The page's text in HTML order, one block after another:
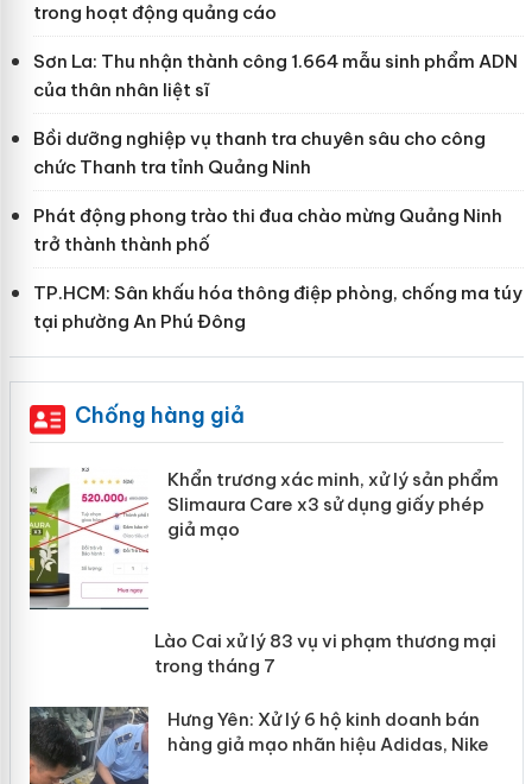
trong hoạt động quảng cáo
Sơn La: Thu nhận thành công 1.664 mẫu sinh phẩm ADN
của thân nhân liệt sĩ
Bồi dưỡng nghiệp vụ thanh tra chuyên sâu cho công
chức Thanh tra tỉnh Quảng Ninh
Phát động phong trào thi đua chào mừng Quảng Ninh
trở thành thành phố
TP.HCM: Sân khấu hóa thông điệp phòng, chống ma túy
tại phường An Phú Đông
Chống hàng giả
Khẩn trương xác minh, xử lý sản phẩm
Slimaura Care x3 sử dụng giấy phép
giả mạo
Lào Cai xử lý 83 vụ vi phạm thương
mại trong tháng 7